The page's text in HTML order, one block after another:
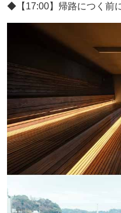
◆【17:00】帰路につく前